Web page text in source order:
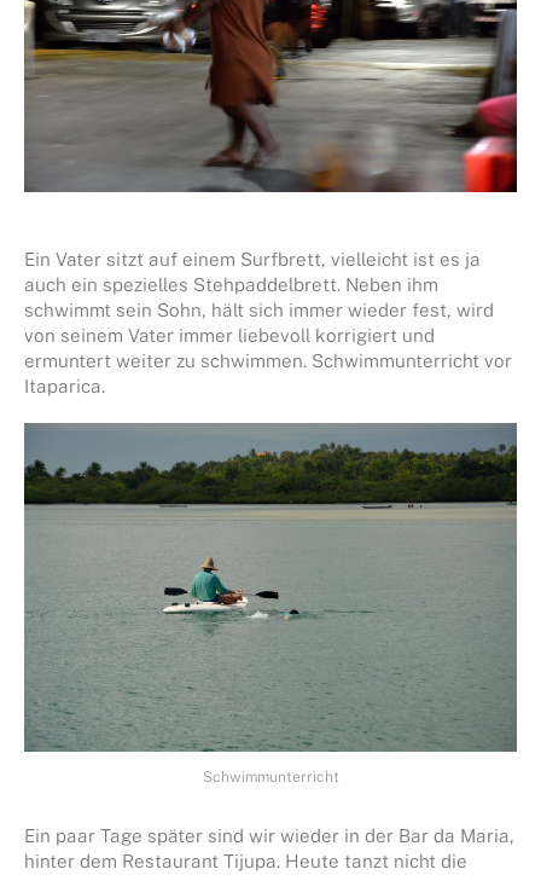
Ein Vater sitzt auf einem Surfbrett, vielleicht ist es ja
auch ein spezielles Stehpaddelbrett. Neben ihm
schwimmt sein Sohn, hält sich immer wieder fest, wird
von seinem Vater immer liebevoll korrigiert und
ermuntert weiter zu schwimmen. Schwimmunterricht vor
Itaparica.
Schwimmunterricht
Ein paar Tage später sind wir wieder in der Bar da Maria,
hinter dem Restaurant Tijupa. Heute tanzt nicht die